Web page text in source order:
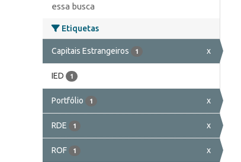
essa busca
Etiquetas
Capitais Estrangeiros 1 x
IED 1
Portfólio 1 x
RDE 1 x
ROF 1 x